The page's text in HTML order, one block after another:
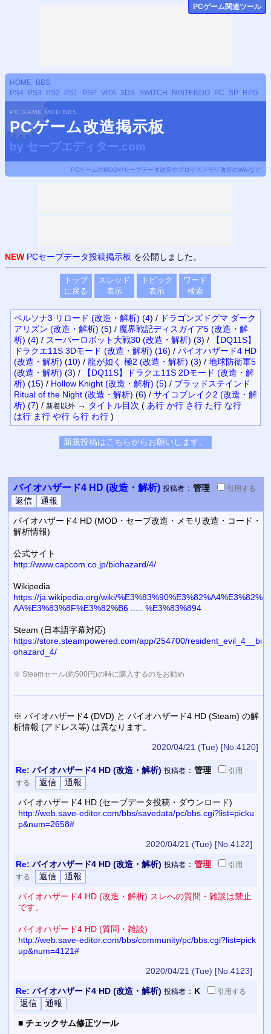
HOME
BBS
PS4
PS3 PS2 PS1 PSP VITA 3DS SWITCH NINTENDO PC SP RPG
PC GAME MOD BBS
PCゲーム改造掲示板
by セーブエディター.com
PCゲームのMODやセーブデータ改造やプロセスメモリ改造のWikiなど
NEW PCセーブデータ投稿掲示板 を公開しました。
トップ
に戻る
スレッド
表示
トピック
表示
ワード
検索
ペルソナ3 リロード (改造・解析) (4) / ドラゴンズドグマ ダーク
アリズン (改造・解析) (5) / 魔界戦記ディスガイア5 (改造・解
析) (4) / スーパーロボット大戦30 (改造・解析) (3) /
【DQ11S】
ドラクエ11S 3Dモード (改造・解析) (16) / バイオハザード4 HD
(改造・解析) (10) / 龍が如く 極2 (改造・解析) (3) / 地球防衛軍5
(改造・解析) (3) /
【DQ11S】ドラクエ11S 2Dモード (改造・解
析) (15) / Hollow Knight (改造・解析) (5) / ブラッドステインド
Ritual of the Night (改造・解析) (6) / サイコブレイク2 (改造・解
析) (7) / 新着以外 → タイトル目次 ( あ行 か行 さ行 た行 な行
は行 ま行 や行 ら行 わ行 )
バイオハザード4 HD (改造・解析) 投稿者： 管理 引用する
バイオハザード4 HD (MOD・セーブ改造・メモリ改造・コード・
解析情報)
公式サイト
http://www.capcom.co.jp/biohazard/4/
Wikipedia
https://ja.wikipedia.org/wiki/%E3%83%90%E3%82%A4%E3%82%
AA%E3%83%8F%E3%82%B6 ..... %E3%83%894
Steam (日本語字幕対応)
https://store.steampowered.com/app/254700/resident_evil_4__bi
ohazard_4/
※ Steamセール(約500円)の時に購入するのをお勧め
※ バイオハザード4 (DVD) と バイオハザード4 HD (Steam) の解
析情報 (アドレス等) は異なります。
2020/04/21 (Tue) [No.4120]
Re: バイオハザード4 HD (改造・解析) 投稿者： 管理
引用
する
バイオハザード4 HD (セーブデータ投稿・ダウンロード)
http://web.save-editor.com/bbs/savedata/pc/bbs.cgi?list=picku
p&num=2658#
2020/04/21 (Tue) [No.4122]
Re: バイオハザード4 HD (改造・解析) 投稿者： 管理
引用
する
バイオハザード4 HD (改造・解析) スレへの質問・雑談は禁止
です。
バイオハザード4 HD (質問・雑談)
http://web.save-editor.com/bbs/community/pc/bbs.cgi?list=pick
up&num=4121#
2020/04/21 (Tue) [No.4123]
Re: バイオハザード4 HD (改造・解析) 投稿者： K 引用する
■ チェックサム修正ツール
PCゲーム関連ツール